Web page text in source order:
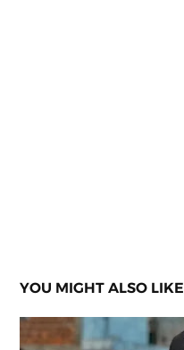
YOU MIGHT ALSO LIKE